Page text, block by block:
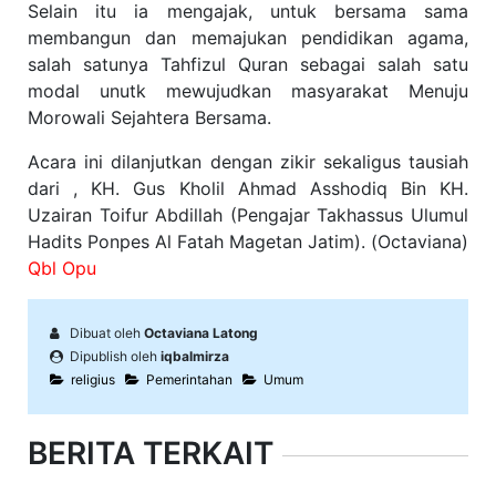
Selain itu ia mengajak, untuk bersama sama
membangun dan memajukan pendidikan agama,
salah satunya Tahfizul Quran sebagai salah satu
modal unutk mewujudkan masyarakat Menuju
Morowali Sejahtera Bersama.
Acara ini dilanjutkan dengan zikir sekaligus tausiah
dari , KH. Gus Kholil Ahmad Asshodiq Bin KH.
Uzairan Toifur Abdillah (Pengajar Takhassus Ulumul
Hadits Ponpes Al Fatah Magetan Jatim). (Octaviana)
Qbl Opu
Dibuat oleh Octaviana Latong
Dipublish oleh iqbalmirza
religius
Pemerintahan Umum
BERITA TERKAIT